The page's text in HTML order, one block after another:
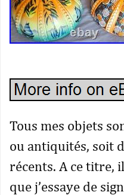
Tous mes objets
ou antiquités, soit
récents. A ce titre,
que j’essaye de